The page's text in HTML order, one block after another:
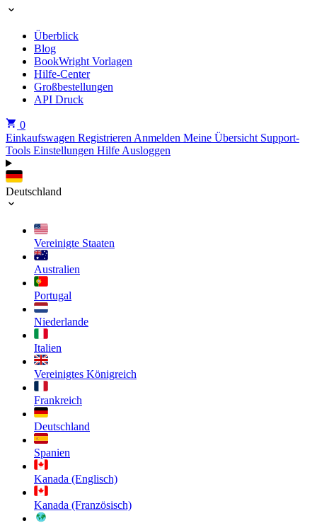
Überblick
Blog
BookWright Vorlagen
Hilfe-Center
Großbestellungen
API Druck
0
Einkaufswagen Registrieren Anmelden Meine Übersicht Support-
Tools Einstellungen Hilfe Ausloggen
Deutschland
Vereinigte Staaten
Australien
Portugal
Niederlande
Italien
Vereinigtes Königreich
Frankreich
Deutschland
Spanien
Kanada (Englisch)
Kanada (Französisch)